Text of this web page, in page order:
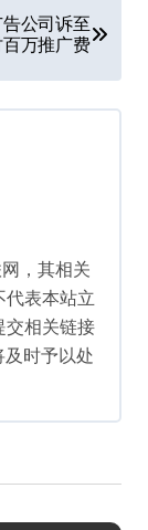
公司诉至
万推广费
，其相关
代表本站立
交相关链接
时予以处